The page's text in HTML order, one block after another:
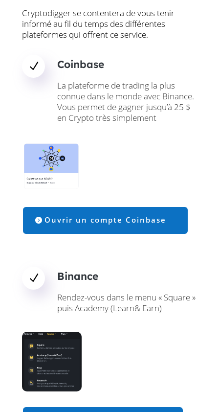
Cryptodigger se contentera de vous tenir
informé au fil du temps des différentes
plateformes qui offrent ce service.
N Coinbase
La plateforme de trading la plus
connue dans le monde avec Binance.
Vous permet de gagner jusqu’à 25 $
en Crypto très simplement
Ouvrir un compte Coinbase
N Binance
Rendez-vous dans le menu « Square »
puis Academy (Learn& Earn)